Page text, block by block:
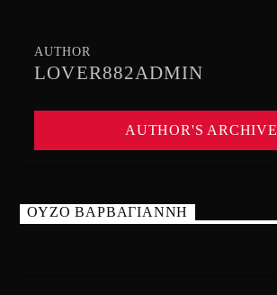
AUTHOR
LOVER882ADMIN
AUTHOR'S ARCHIVE
ΟΥΖΟ ΒΑΡΒΑΓΙΑΝΝΗ